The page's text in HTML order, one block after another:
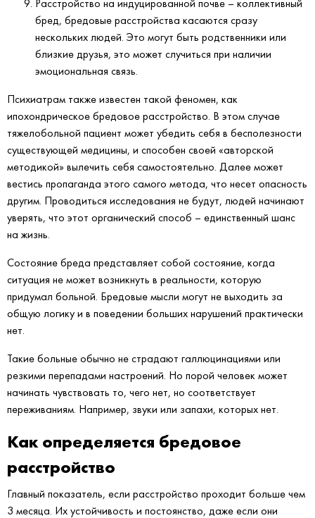
Расстройство на индуцированной почве – коллективный
бред, бредовые расстройства касаются сразу
нескольких людей. Это могут быть родственники или
близкие друзья, это может случиться при наличии
эмоциональная связь.
Психиатрам также известен такой феномен, как
ипохондрическое бредовое расстройство. В этом случае
тяжелобольной пациент может убедить себя в бесполезности
существующей медицины, и способен своей «авторской
методикой» вылечить себя самостоятельно. Далее может
вестись пропаганда этого самого метода, что несет опасность
другим. Проводиться исследования не будут, людей начинают
уверять, что этот органический способ – единственный шанс
на жизнь.
Состояние бреда представляет собой состояние, когда
ситуация не может возникнуть в реальности, которую
придумал больной. Бредовые мысли могут не выходить за
общую логику и в поведении больших нарушений практически
нет.
Такие больные обычно не страдают галлюцинациями или
резкими перепадами настроений. Но порой человек может
начинать чувствовать то, чего нет, но соответствует
переживаниям. Например, звуки или запахи, которых нет.
Как определяется бредовое
расстройство
Главный показатель, если расстройство проходит больше чем
3 месяца. Их устойчивость и постоянство, даже если они